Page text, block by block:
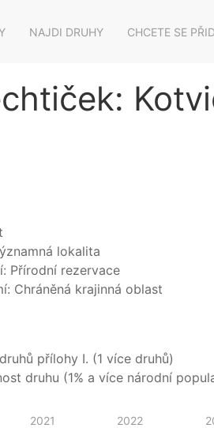
NAJDI DRUHY CHCETE SE
lokalita
Přírodní rezervace
Chráněná krajinná oblast
přílohy I. (1 více druhů)
druhu (1% a více národní
2021 2022